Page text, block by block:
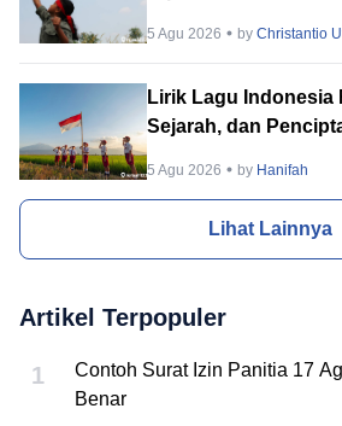
5 Agu 2026 byChristantio
Lirik Lagu Indonesia
Sejarah, dan
5 Agu 2026 by Hanifah
Lihat Lainnya
Artikel Terpopuler
1
Contoh Surat Izin Panitia 17
Benar